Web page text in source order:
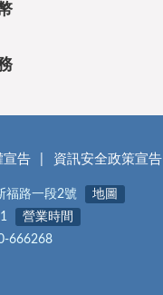
宣告 資訊安全政策宣告
福路一段2號
地圖
營業時間
666268